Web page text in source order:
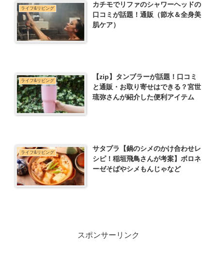
ライフ&リビング
カチモでリファのシャワーヘッドの
口コミが話題！通販（節水＆全身美
肌ケア）
ライフ&リビング
【zip】タンブラーが話題！口コミ
と通販・お取り寄せはできる？宮世
琉弥さんが紹介した便利アイテム
ライフ&リビング
サタプラ【鍋のシメのかけ合わせレ
シピ！稲垣飛鳥さんが考案】ボロネ
ーゼそばやシメもんじゃなど
スポンサーリンク